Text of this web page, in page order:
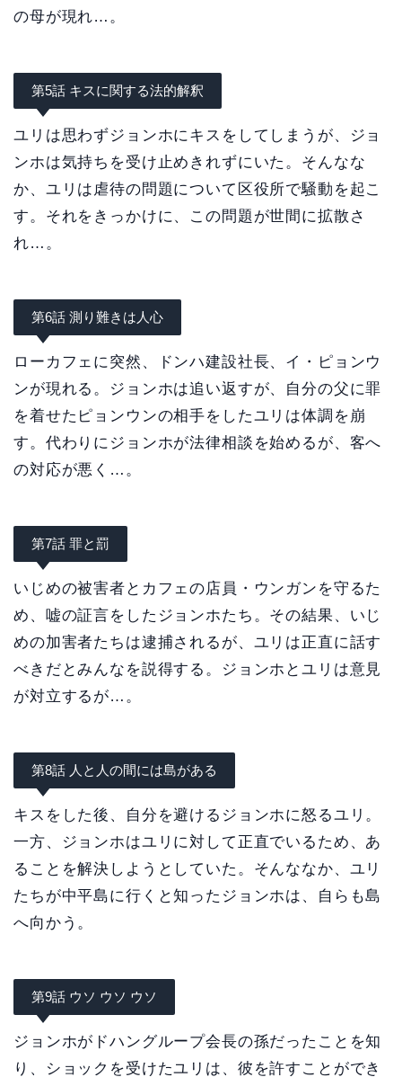
の母が現れ…。
第5話 キスに関する法的解釈
ユリは思わずジョンホにキスをしてしまうが、ジョ
ンホは気持ちを受け止めきれずにいた。そんなな
か、ユリは虐待の問題について区役所で騒動を起こ
す。それをきっかけに、この問題が世間に拡散さ
れ…。
第6話 測り難きは人心
ローカフェに突然、ドンハ建設社長、イ・ピョンウ
ンが現れる。ジョンホは追い返すが、自分の父に罪
を着せたピョンウンの相手をしたユリは体調を崩
す。代わりにジョンホが法律相談を始めるが、客へ
の対応が悪く…。
第7話 罪と罰
いじめの被害者とカフェの店員・ウンガンを守るた
め、嘘の証言をしたジョンホたち。その結果、いじ
めの加害者たちは逮捕されるが、ユリは正直に話す
べきだとみんなを説得する。ジョンホとユリは意見
が対立するが…。
第8話 人と人の間には島がある
キスをした後、自分を避けるジョンホに怒るユリ。
一方、ジョンホはユリに対して正直でいるため、あ
ることを解決しようとしていた。そんななか、ユリ
たちが中平島に行くと知ったジョンホは、自らも島
へ向かう。
第9話 ウソ ウソ ウソ
ジョンホがドハングループ会長の孫だったことを知
り、ショックを受けたユリは、彼を許すことができ